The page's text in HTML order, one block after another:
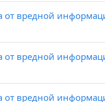
вредной
вредной
вредной